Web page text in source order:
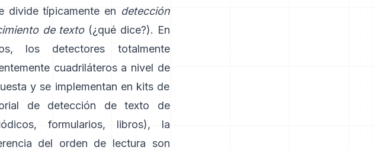
divide típicamente en detección
de texto(¿qué dice?). En
los detectores totalmente
cuadriláteros a nivel de
y se implementan en kits de
de detección de texto de
formularios, libros), la
del orden de lectura son